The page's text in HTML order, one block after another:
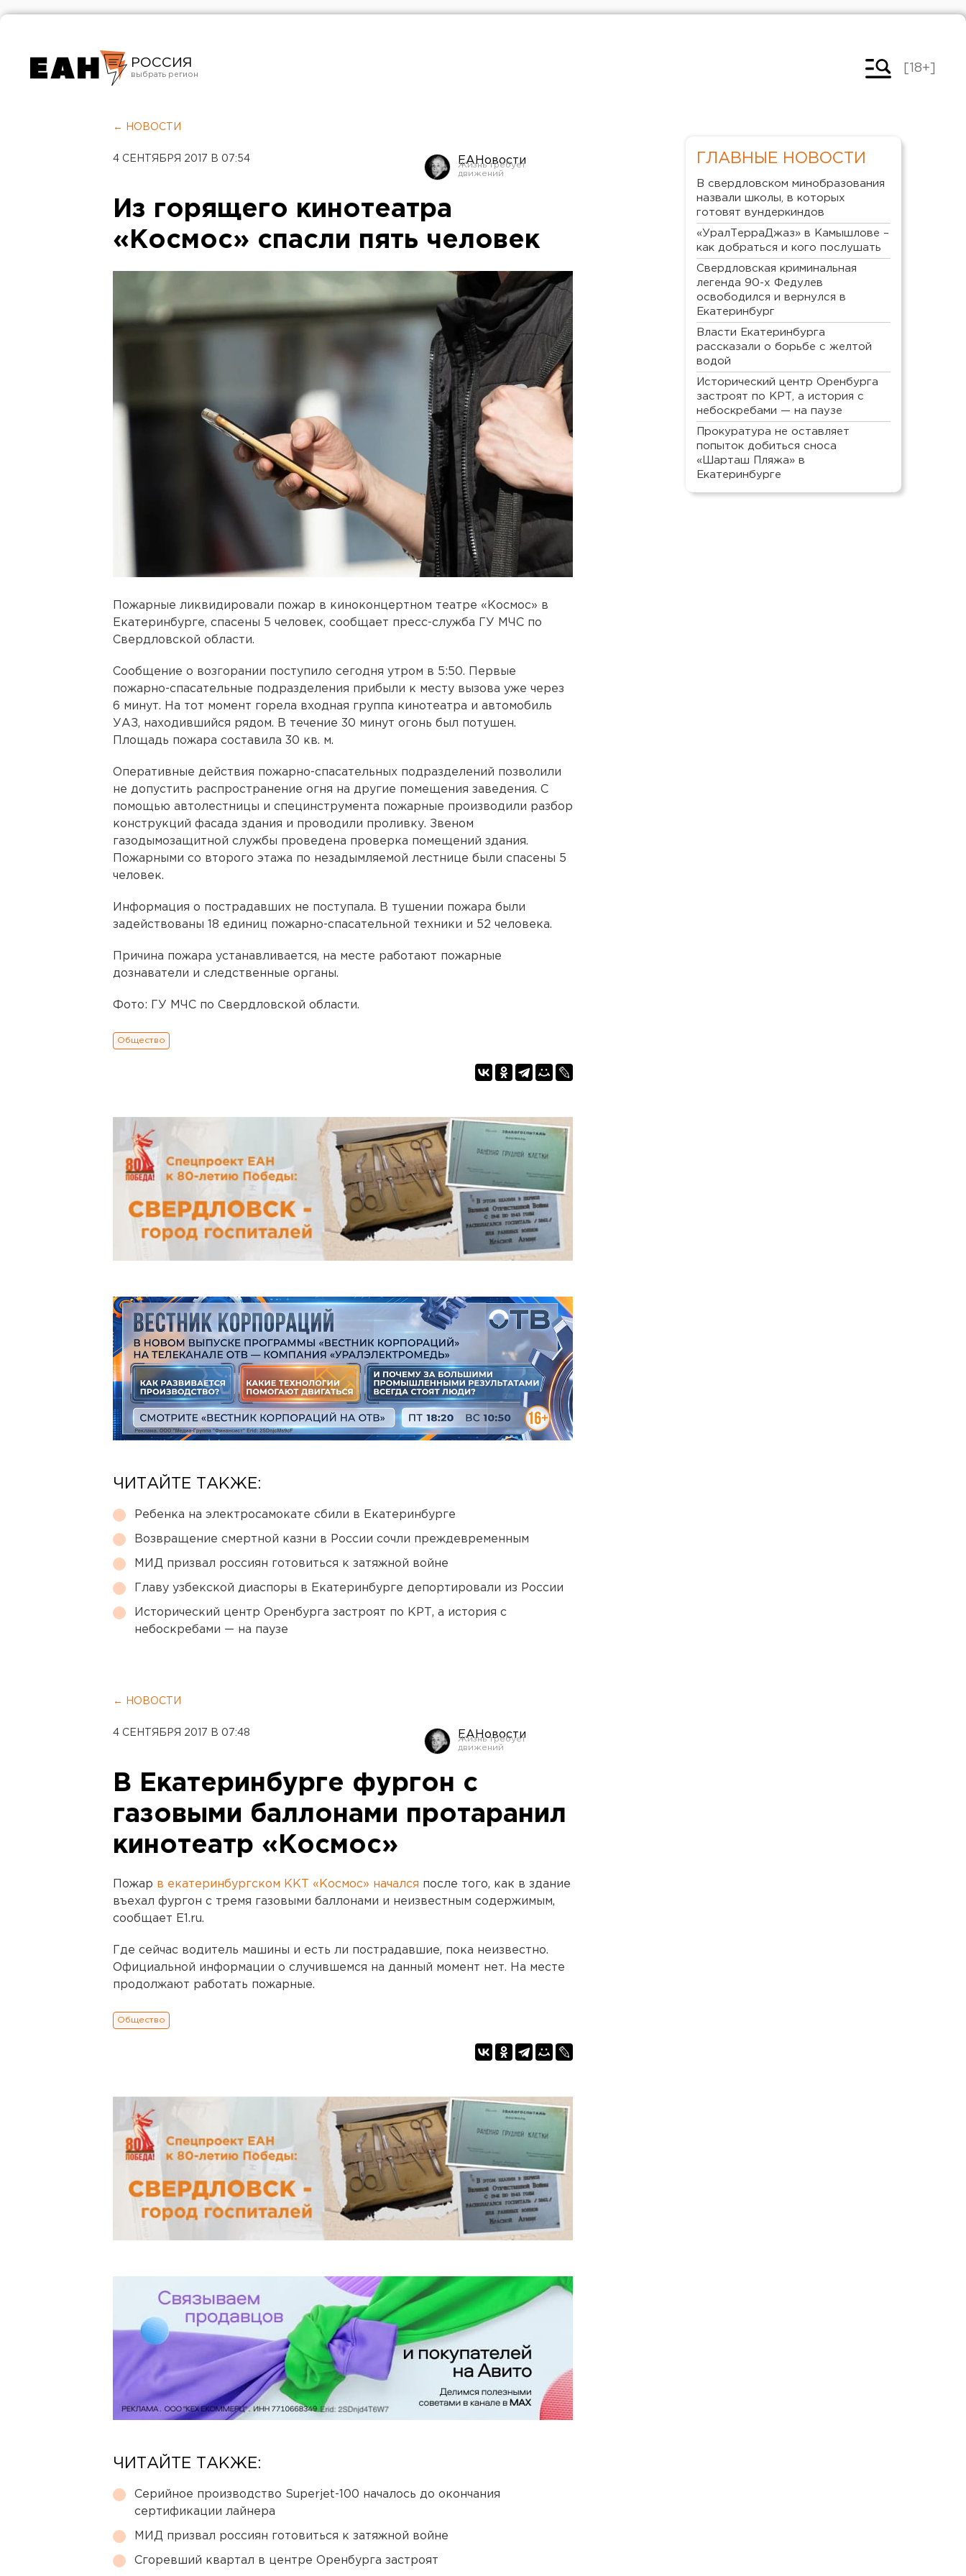
РОССИЯ
Челябинск
[18+]
← НОВОСТИ
4 СЕНТЯБРЯ 2017 В 07:54 ЕАНовости
Из горящего кинотеатра
«Космос» спасли пять человек
Пожарные ликвидировали пожар в киноконцертном театре «Космос» в
Екатеринбурге, спасены 5 человек, сообщает пресс-служба ГУ МЧС по
Свердловской области.
Сообщение о возгорании поступило сегодня утром в 5:50. Первые
пожарно-спасательные подразделения прибыли к месту вызова уже через
6 минут. На тот момент горела входная группа кинотеатра и автомобиль
УАЗ, находившийся рядом. В течение 30 минут огонь был потушен.
Площадь пожара составила 30 кв. м.
Оперативные действия пожарно-спасательных подразделений позволили
не допустить распространение огня на другие помещения заведения. С
помощью автолестницы и специнструмента пожарные производили разбор
конструкций фасада здания и проводили проливку. Звеном
газодымозащитной службы проведена проверка помещений здания.
Пожарными со второго этажа по незадымляемой лестнице были спасены 5
человек.
Информация о пострадавших не поступала. В тушении пожара были
задействованы 18 единиц пожарно-спасательной техники и 52 человека.
Причина пожара устанавливается, на месте работают пожарные
дознаватели и следственные органы.
Фото: ГУ МЧС по Свердловской области.
Общество
ЧИТАЙТЕ ТАКЖЕ:
Ребенка на электросамокате сбили в Екатеринбурге
Возвращение смертной казни в России сочли преждевременным
МИД призвал россиян готовиться к затяжной войне
Главу узбекской диаспоры в Екатеринбурге депортировали из России
Исторический центр Оренбурга застроят по КРТ, а история с
небоскребами — на паузе
← НОВОСТИ
4 СЕНТЯБРЯ 2017 В 07:48 ЕАНовости
В Екатеринбурге фургон с
газовыми баллонами протаранил
кинотеатр «Космос»
Пожар в екатеринбургском ККТ «Космос» начался после того, как в здание
въехал фургон с тремя газовыми баллонами и неизвестным содержимым,
сообщает E1.ru.
Где сейчас водитель машины и есть ли пострадавшие, пока неизвестно.
Официальной информации о случившемся на данный момент нет. На месте
продолжают работать пожарные.
Общество
ЧИТАЙТЕ ТАКЖЕ:
Серийное производство Superjet-100 началось до окончания
сертификации лайнера
МИД призвал россиян готовиться к затяжной войне
Сгоревший квартал в центре Оренбурга застроят
ГЛАВНЫЕ НОВОСТИ
В свердловском минобразования
назвали школы, в которых
готовят вундеркиндов
«УралТерраДжаз» в Камышлове –
как добраться и кого послушать
Свердловская криминальная
легенда 90-х Федулев
освободился и вернулся в
Екатеринбург
Власти Екатеринбурга
рассказали о борьбе с желтой
водой
Исторический центр Оренбурга
застроят по КРТ, а история с
небоскребами — на паузе
Прокуратура не оставляет
попыток добиться сноса
«Шарташ Пляжа» в
Екатеринбурге